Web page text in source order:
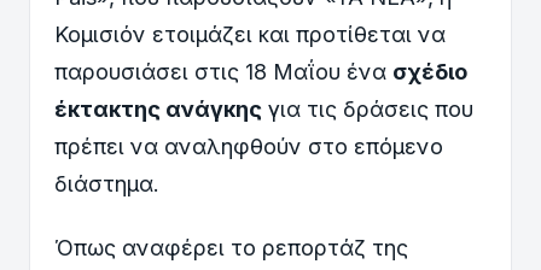
Κομισιόν ετοιμάζει και προτίθεται να
παρουσιάσει στις 18 Μαΐου ένα σχέδιο
έκτακτης ανάγκης για τις δράσεις που
πρέπει να αναληφθούν στο επόμενο
διάστημα.
Όπως αναφέρει το ρεπορτάζ της